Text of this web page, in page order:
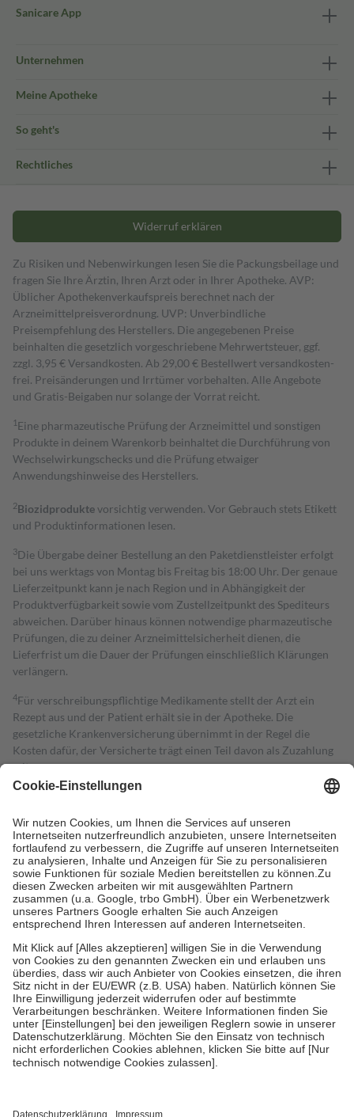
Sanicare App
Unternehmen
Meine Apotheke
So geht's
Rechtliches
Widerruf erklären
Zu Risiken und Nebenwirkungen lesen Sie die Packungsbeilage und
fragen Sie Ihre Ärztin, Ihren Arzt oder in Ihrer Apotheke. AVP:
Üblicher Apothekenverkaufspreis berechnet nach der
Arzneimittelpreisverordnung. UVP: Unverbindliche
Preisempfehlung des Herstellers. Die angegebenen Preise
beinhalten die gesetzlich vorgeschriebene Mehrwertsteuer, ggf.
zzgl. 3,95 € Versandkosten. Ab 29,00 € Bestell­wert versand­kosten­
frei. Preisänderungen und Irrtümer vorbehalten. Alle Angebote
und Gratis-Beigaben nur solange der Vorrat reicht.
1 Eine pharmazeutische Prüfung der Arzneimittel und sonstigen
Produkte in deinem Warenkorb beinhaltet die Durchführung von
Wechselwirkungschecks und die Prüfung etwaiger
Anwendungshinweise des Herstellers.
2Biozidproduktevorsichtig verwenden. Vor Gebrauch stets Etikett
und Produktinformationen lesen.
3Die Übergabe deiner Bestellung an den Paketdienstleister erfolgt
bei uns werktags von Montag bis Freitag bis 18:00 Uhr. Der genaue
Lieferzeitpunkt kann je nach Region und in Abhängigkeit der
Produktverfügbarkeit sowie vom Zustellzeitpunkt des Spediteurs
abweichen. Darüber hinaus können notwendige pharmazeutische
Prüfungen, die zu deiner Arzneimittelsicherheit dienen, die
Lieferfrist um die Dauer der Prüfungen einschließlich Klärungen
verlängern.
4Für verschreibungspflichtige Medikamente stellt der Arzt ein
Rezept aus und der Patient erhält sie in der Apotheke. Die
gesetzliche Krankenversicherung übernimmt in der Regel die
Kosten dafür, der Versicherte trägt einen Teil davon als Zuzahlung
mit.
Grundsätzlich leisten Mitglieder Zuzahlungen in Höhe von zehn
höchstens zehn Euro.
Es sind jedoch nie mehr als die tatsächlichen
Kosten der Leistung zu entrichten.
Diese Regeln gelten grundsätzlich auch für Online-Apotheken.
Bei Heilmitteln und häuslicher Krankenpflege beträgt die
Zuzahlung zehn Prozent der Kosten sowie zehn Euro je
Verordnung.
Um das Engagement der Versicherten für ihre eigene Gesundheit zu
stärken und die besondere Stellung der Familie zu unterstützen,
fallenkeine Zuzahlungenan bei:
• Kindern und Jugendlichen bis zum vollendeten 18. Lebensjahr
mit Ausnahme der Fahrkosten
• Untersuchungen zur Vorsorge und Früherkennung, die von der
GKV getragen werden
• empfohlenen Schutzimpfungen
• Harn- und Blutteststreifen
getroffen, um sicherzustellen, dass es sich um echte Bewertungen